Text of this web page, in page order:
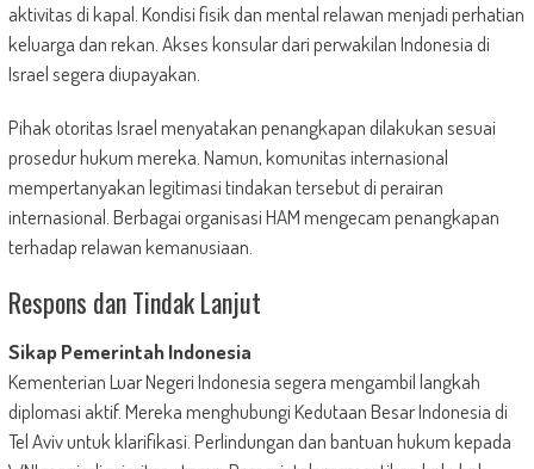
aktivitas di kapal. Kondisi fisik dan mental relawan menjadi perhatian
keluarga dan rekan. Akses konsular dari perwakilan Indonesia di
Israel segera diupayakan.
Pihak otoritas Israel menyatakan penangkapan dilakukan sesuai
prosedur hukum mereka. Namun, komunitas internasional
mempertanyakan legitimasi tindakan tersebut di perairan
internasional. Berbagai organisasi HAM mengecam penangkapan
terhadap relawan kemanusiaan.
Respons dan Tindak Lanjut
Sikap Pemerintah Indonesia
Kementerian Luar Negeri Indonesia segera mengambil langkah
diplomasi aktif. Mereka menghubungi Kedutaan Besar Indonesia di
Tel Aviv untuk klarifikasi. Perlindungan dan bantuan hukum kepada